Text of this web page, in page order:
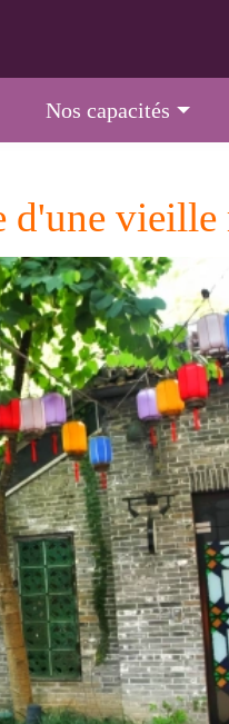
Nos capacités
vieille